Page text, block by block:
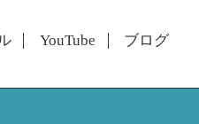
YouTube ブログ